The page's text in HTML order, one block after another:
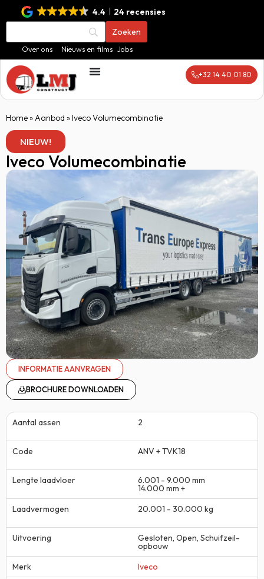
4.4 24 recensies
Over ons Nieuws en films Jobs
+32 14 40 01 80
Home»Aanbod »Iveco Volumecombinatie
NIEUW!
Iveco Volumecombinatie
INFORMATIE AANVRAGEN
BROCHURE DOWNLOADEN
Aantal assen 2
Code ANV + TVK18
Lengte laadvloer 6.001 - 9.000 mm
14.000 mm +
Laadvermogen
20.001 - 30.000 kg
Uitvoering Gesloten, Open, Schuifzeil-
opbouw
Merk
Iveco